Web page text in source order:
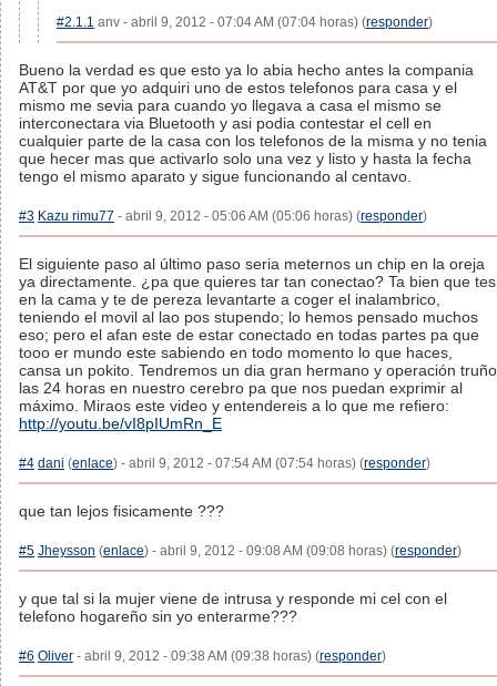
#2.1.1 anv - abril 9, 2012 - 07:04 AM (07:04 horas) (responder)
Bueno la verdad es que esto ya lo abia hecho antes la compania
AT&T por que yo adquiri uno de estos telefonos para casa y el
mismo me sevia para cuando yo llegava a casa el mismo se
interconectara via Bluetooth y asi podia contestar el cell en
cualquier parte de la casa con los telefonos de la misma y no tenia
que hecer mas que activarlo solo una vez y listo y hasta la fecha
tengo el mismo aparato y sigue funcionando al centavo.
#3 Kazu rimu77 - abril 9, 2012 - 05:06 AM (05:06 horas) (responder)
El siguiente paso al último paso seria meternos un chip en la oreja
ya directamente. ¿pa que quieres tar tan conectao? Ta bien que tes
en la cama y te de pereza levantarte a coger el inalambrico,
teniendo el movil al lao pos stupendo; lo hemos pensado muchos
eso; pero el afan este de estar conectado en todas partes pa que
tooo er mundo este sabiendo en todo momento lo que haces,
cansa un pokito. Tendremos un dia gran hermano y operación truño
las 24 horas en nuestro cerebro pa que nos puedan exprimir al
máximo. Miraos este video y entendereis a lo que me refiero:
http://youtu.be/vI8pIUmRn_E
#4 dani (enlace) - abril 9, 2012 - 07:54 AM (07:54 horas) (responder)
que tan lejos fisicamente ???
#5 Jheysson (enlace) - abril 9, 2012 - 09:08 AM (09:08 horas) (responder)
y que tal si la mujer viene de intrusa y responde mi cel con el
telefono hogareño sin yo enterarme???
#6 Oliver - abril 9, 2012 - 09:38 AM (09:38 horas) (responder)